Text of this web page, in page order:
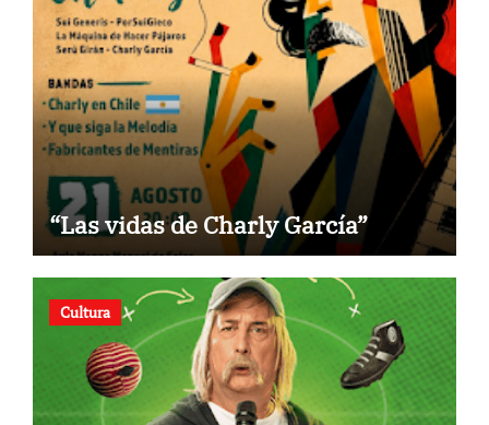
“Las vidas de Charly García”
Cultura